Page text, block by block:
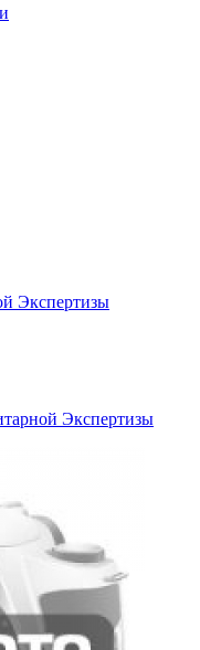
Экспертизы
Экспертизы